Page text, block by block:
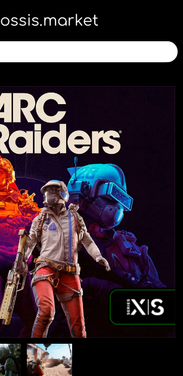
ossis.market